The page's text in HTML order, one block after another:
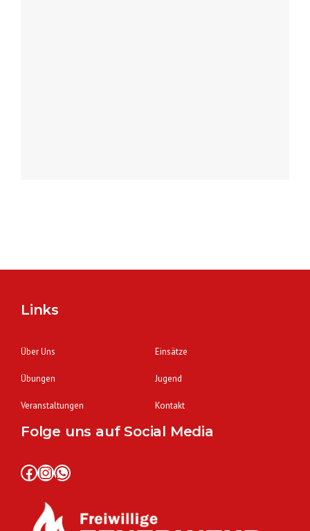
Links
Über Uns Einsätze
Übungen Jugend
Veranstaltungen Kontakt
Folge uns auf Social Media
Facebook InstagramWhatsApp